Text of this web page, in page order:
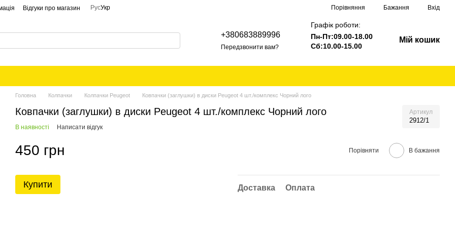
Відгуки про магазин РусУкр Порівняння Бажання Вхід
+380683889996
Передзвонити вам?
Графік роботи:
Пн-Пт:09.00-18.00
Сб:10.00-15.00
Мій кошик
Головна Колпачки Колпачки Peugeot Ковпачки (заглушки) в диски Peugeot 4 шт./комплекс Чорний лого
Ковпачки (заглушки) в диски Peugeot 4 шт./комплекс Чорний лого Артикул
2912/1
В наявності Написати відгук
450 грн Порівняти В бажання
Купити Доставка Оплата